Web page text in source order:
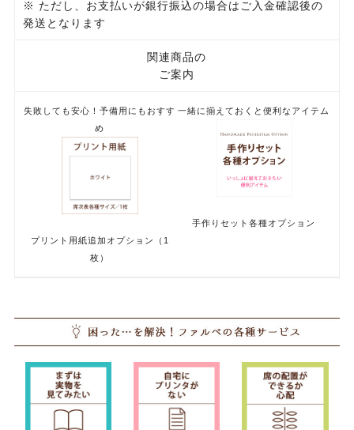
※ ただし、お支払いが銀行振込の場合はご入金確認後の
発送となります
関連商品の
ご案内
失敗しても安心！予備用にもおすす
め
プリント用紙追加オプション（1
枚）
一緒に揃えておくと便利なアイテム
手作りセット各種オプション